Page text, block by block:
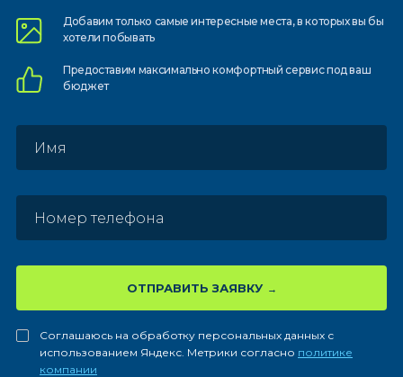
Добавим только самыеинтересные места, в которыхвы бы
хотели побывать
Предоставим максимально комфортныйсервис под ваш
бюджет
ОТПРАВИТЬ ЗАЯВКУ
Соглашаюсь на обработку персональных данных с
использованием Яндекс. Метрики согласно политике
компании